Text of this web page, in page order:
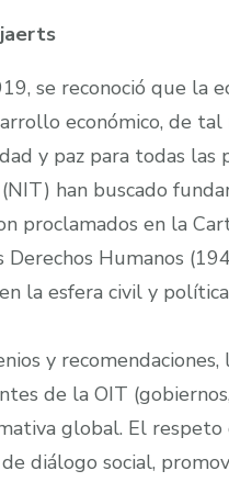
se reconoció que la
económico, de
y paz para todas las
han buscado
proclamados en la
Humanos
la esfera civil y
y
de la OIT
global. El
diálogo social,